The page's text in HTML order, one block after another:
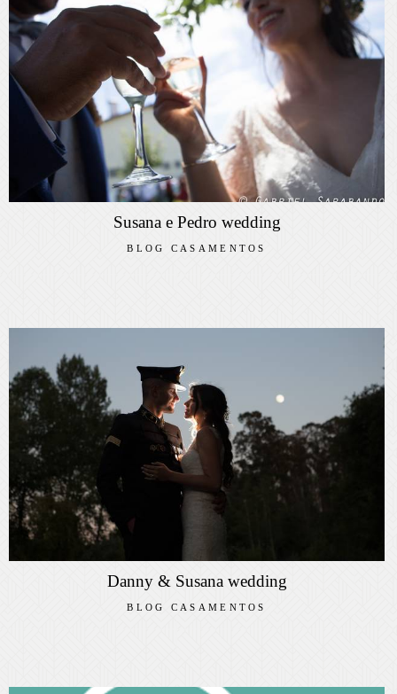
Susana e Pedro wedding
BLOG CASAMENTOS
Danny & Susana wedding
BLOG CASAMENTOS